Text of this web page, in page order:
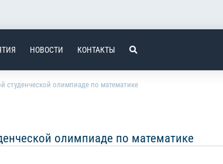
НОВОСТИ КОНТАКТЫ
олимпиаде по математике
олимпиаде по математике